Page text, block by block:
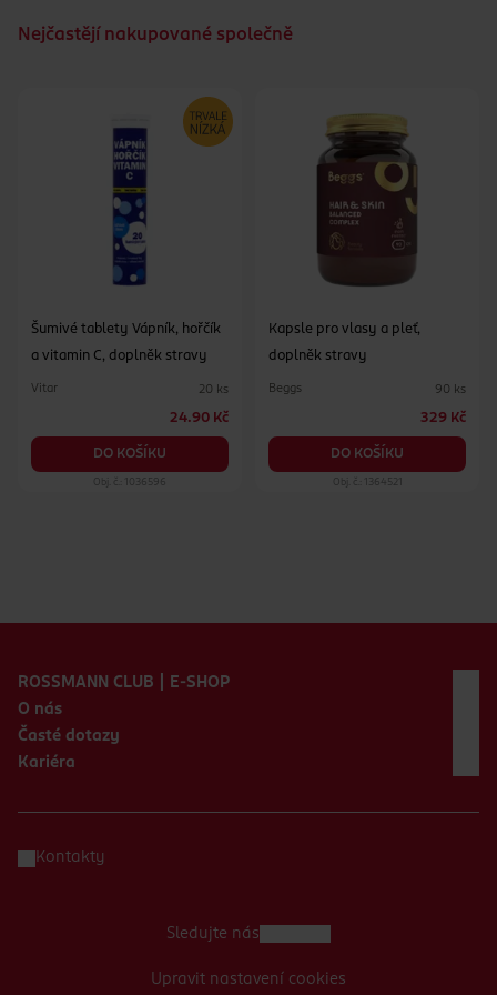
Nejčastějí nakupované společně
Šumivé tablety Vápník, hořčík
a vitamin C, doplněk stravy
Vitar 20 ks
24.90 Kč
DO KOŠÍKU
Obj. č.: 1036596
Kapsle pro vlasy a pleť,
doplněk stravy
Beggs 90 ks
329 Kč
DO KOŠÍKU
Obj. č.: 1364521
ROSSMANN CLUB | E-SHOP
O nás
Časté dotazy
Kariéra
Kontakty
Sledujte nás
Upravit nastavení cookies